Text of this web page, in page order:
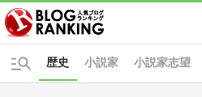
小説家 小説家志望
歴史